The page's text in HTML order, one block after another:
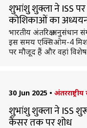
शुभांशु शुक्ला ने ISS
कोशिकाओं का
भारतीय अंतरिक्ष अनुसंधान
इस समय एक्सिओम-4
पर मौजूद हैं और वहां विशेष
30 Jun 2025 •
शुभांशु शुक्ला ने ISS
कैंसर तक पर शोध